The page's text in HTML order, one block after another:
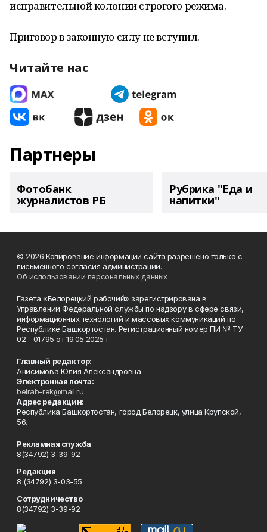
исправительной колонии строгого режима.
Приговор в законную силу не вступил.
Читайте нас
Партнеры
Фотобанк
журналистов РБ
Рубрика "Еда и
напитки"
© 2026 Копирование информации сайта разрешено только с
письменного согласия администрации.
Об использовании персональных данных
Газета «Белорецкий рабочий» зарегистрирована в
Управлении Федеральной службы по надзору в сфере связи,
информационных технологий и массовых коммуникаций по
Республике Башкортостан. Регистрационный номер ПИ № ТУ
02 - 01795 от 19.05.2025 г.
Главный редактор:
Анисимова Юлия Александровна
Электронная почта:
belrab-rek@mail.ru
Адрес редакции:
Республика Башкортостан, город Белорецк, улица Крупской,
56.
Рекламная служба
8(34792) 3-39-92
Редакция
8 (34792) 3-03-55
Сотрудничество
8(34792) 3-39-92